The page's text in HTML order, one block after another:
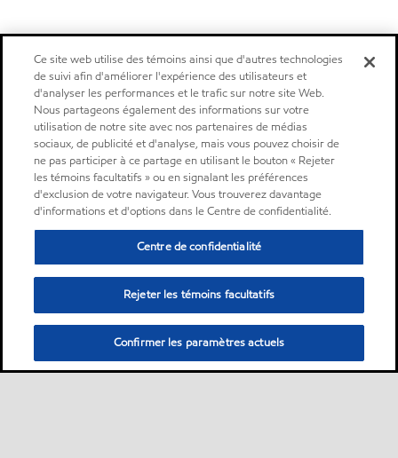
Ce site web utilise des témoins ainsi que d'autres technologies
de suivi afin d'améliorer l'expérience des utilisateurs et
d'analyser les performances et le trafic sur notre site Web.
Nous partageons également des informations sur votre
utilisation de notre site avec nos partenaires de médias
sociaux, de publicité et d'analyse, mais vous pouvez choisir de
ne pas participer à ce partage en utilisant le bouton « Rejeter
les témoins facultatifs » ou en signalant les préférences
d'exclusion de votre navigateur. Vous trouverez davantage
d'informations et d'options dans le Centre de confidentialité.
Centre de confidentialité
Rejeter les témoins facultatifs
Confirmer les paramètres actuels